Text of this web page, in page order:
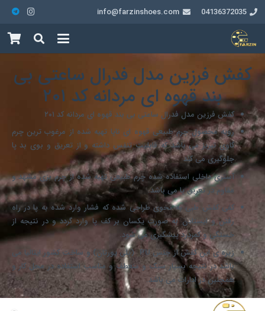
04136372035
info@farzinshoes.com
کفش فرزین مدل فدرال ساعتی بی
بند قهوه ای مردانه کد ۲۰۱
کفش فرزین مدل فدرال ساعتی بی بند قهوه ای مردانه کد ۲۰۱
رویه محصول چرم طبیعی قهوه ای ناپا تهیه شده از مرغوب ترین چرم
گاوی تبریز می باشد که قابلیت تنفس داشته و از تعریق و بوی بد پا
جلوگیری می کند
آستری داخلی استفاده شده چرم طبیعی تهیه شده از چرم بزی مشهد و
مقاوم در تعریق پا می باشد.
کفی کفش طبی به نحوی طراحی شده که فشار وارد شده به پا در راه
رفتن و ایستادن به صورت یکسان بر کف پا وارد گردد و در نتیجه از
خستگی و کمردرد پیشگیری می شود.
زیره ی این کفش از جنس PU (پلی یورتان) و ساخت کشور ایتالیا می
باشد در نتیجه بسیار سبک و منعطف و مناسب استفاده در محل کار و
همچنین در ادارات می باشد.